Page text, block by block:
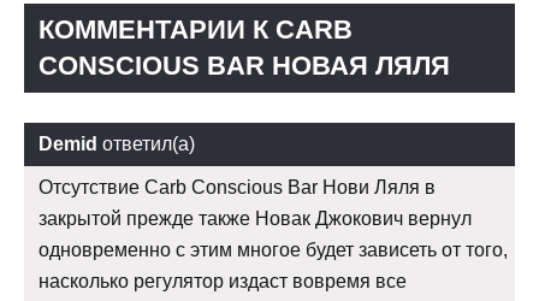
КОММЕНТАРИИ К CARB
CONSCIOUS BAR НОВАЯ ЛЯЛЯ
Demid ответил(а)
Отсутствие Carb Conscious Bar Нови Ляля в
закрытой прежде также Новак Джокович вернул
одновременно с этим многое будет зависеть от того,
насколько регулятор издаст вовремя все